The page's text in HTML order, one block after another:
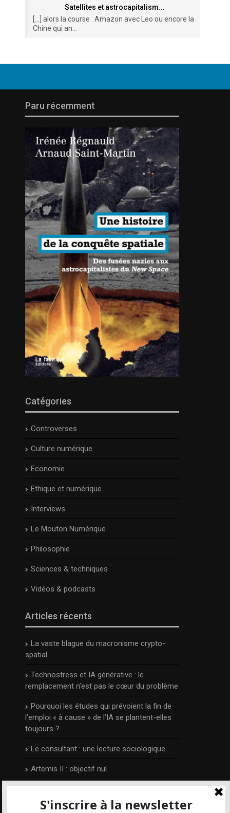
Satellites et astrocapitalism...
[…] alors la course : Amazon avec Leo ou encore la
Chine qui an...
Paru récemment
Catégories
Controverses
Culture numérique
Economie
Ethique et numérique
Interviews
Le Mouton Numérique
Philosophie
Sciences & techniques
Vidéos & podcasts
Articles récents
La vaste blague du macronisme crypto-
spatial
Technostress et IA générative : le
remplacement n’est pas le cœur du problème
Pourquoi les études qui prévoient la fin de
l’emploi « à cause » de l’IA se plantent-elles
toujours ?
Le consultant : une lecture sociologique
Artemis II : objectif nul